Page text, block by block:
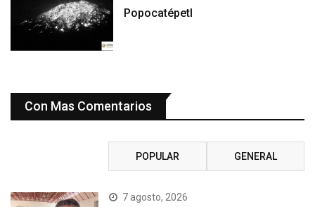
Popocatépetl
Con Mas Comentarios
POPULAR GENERAL
7 agosto, 2026